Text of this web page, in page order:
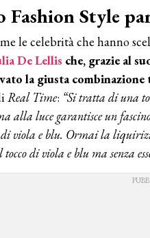
Fashion Style
le celebrità che hanno
De Lellis che, grazie al
la giusta combinazione
Real Time: “Si tratta di una
alla luce garantisce un
viola e blu. Ormai la
di viola e blu ma senza